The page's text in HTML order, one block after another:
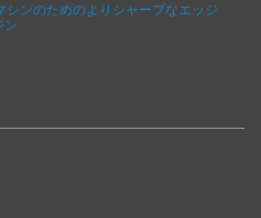
ンのためのよりシャープなエッジ
ン